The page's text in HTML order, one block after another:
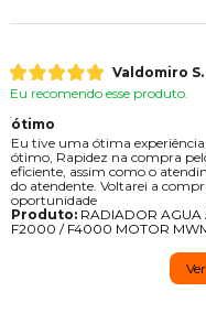
Valdomiro S.
Eu recomendo esse produto.
ótimo
Eu tive uma ótima
ótimo, Rapidez na compra
eficiente, assim como o
do atendente. Voltarei a
oportunidade
Produto:RADIADOR AGUA
F2000 / F4000 MOTOR MWM